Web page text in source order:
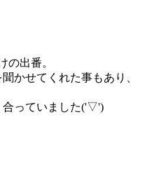
の出番。
かせてくれた事もあり、
合っていました('▽')